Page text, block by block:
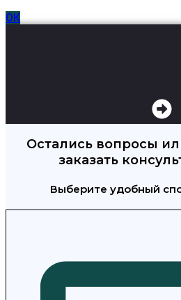
ОК
Остались вопросы
заказать
Выберите удобный